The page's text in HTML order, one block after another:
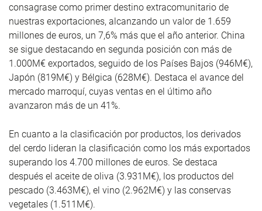
consagrase como primer destino extracomunitario de
nuestras exportaciones, alcanzando un valor de 1.659
millones de euros, un 7,6% más que el año anterior. China
se sigue destacando en segunda posición con más de
1.000M€ exportados, seguido de los Países Bajos (946M€),
Japón (819M€) y Bélgica (628M€). Destaca el avance del
mercado marroquí, cuyas ventas en el último año
avanzaron más de un 41%.
En cuanto a la clasificación por productos, los derivados
del cerdo lideran la clasificación como los más exportados
superando los 4.700 millones de euros. Se destaca
después el aceite de oliva (3.931M€), los productos del
pescado (3.463M€), el vino (2.962M€) y las conservas
vegetales (1.511M€).